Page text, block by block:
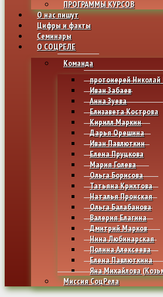
ПРОГРАММЫ КУРСОВ
О нас пишут
Цифры и факты
Семинары
О СОЦРЕЛЕ
Команда
протоиерей Николай
Иван Забаев
Анна Зуева
Елизавета Кострова
Кирилл Маркин
Дарья Орешина
Иван Павлюткин
Елена Пруцкова
Мария Голева
Ольга Борисова
Татьяна Крихтова
Наталья Пронская
Ольга Балабанова
Валерия Елагина
Дмитрий Марков
Нина Любинарская
Полина Алексеева
Елена Павлюткина
Яна Михайлова
Миссия СоцРела